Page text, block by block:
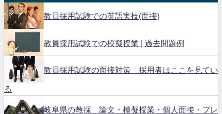
教員採用試験での英語実技(面接)
教員採用試験での模擬授業 | 過去問題例
教員採用試験の面接対策 採用者はここを見てい
る
岐阜県の教採 論文・模擬授業・個人面接・プレ